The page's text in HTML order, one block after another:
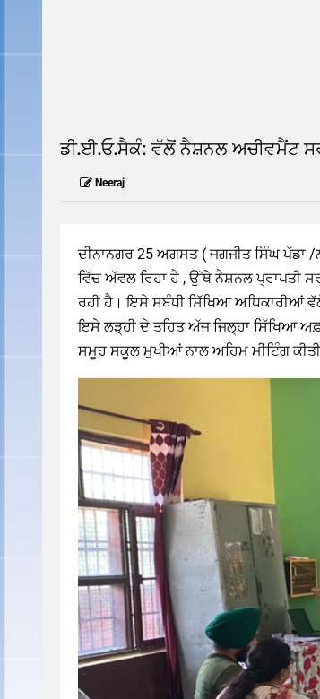
ਡੀ.ਈ.ਓ.ਸੈਕੰ: ਵੱਲੋਂ ਨੈਸ਼ਨਲ ਅਚੀਵਮੈਂਟ
Neeraj
ਦੀਨਾਨਗਰ 25 ਅਗਸਤ ( ਜਗਜੀਤ ਸਿੰਘ ਪੱਡਾ /
ਵਿੱਚ ਅੱਵਲ ਰਿਹਾ ਹੈ , ਉੱਥੇ ਨੈਸ਼ਨਲ ਪ੍ਰਾਪਤੀ
ਰਹੀ ਹੈ। ਇਸੇ ਸਬੰਧੀ ਸਿੱਖਿਆ ਅਧਿਕਾਰੀਆਂ
ਇਸੇ ਲੜ੍ਹੀ ਦੇ ਤਹਿਤ ਅੱਜ ਜਿਲ੍ਹਾ ਸਿੱਖਿਆ
ਸਮੂਹ ਸਕੂਲ ਮੁਖੀਆਂ ਨਾਲ ਅਹਿਮ ਮੀਟਿੰਗ